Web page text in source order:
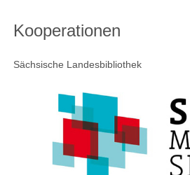
Kooperationen
Sächsische Landesbibliothek